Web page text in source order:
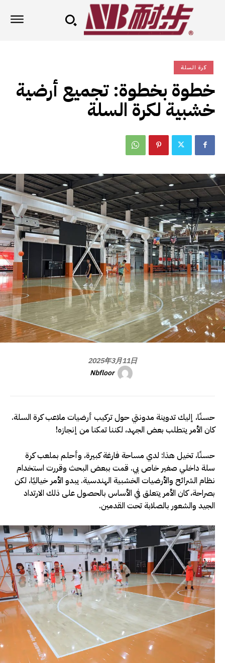
كرة السلة
خطوة بخطوة: تجميع أرضية
خشبية لكرة السلة
2025年3月11日
Nbfloor
حسنًا، إليك تدوينة مدونتي حول تركيب أرضيات ملاعب كرة السلة.
كان الأمر يتطلب بعض الجهد، لكننا تمكنا من إنجازه!
حسنًا، تخيل هذا: لدي مساحة فارغة كبيرة، وأحلم بملعب كرة
سلة داخلي صغير خاص بي. قمت ببعض البحث وقررت استخدام
نظام الشرائح والأرضيات الخشبية الهندسية. يبدو الأمر خياليًا، لكن
بصراحة، كان الأمر يتعلق في الأساس بالحصول على ذلك الارتداد
الجيد والشعور بالصلابة تحت القدمين.